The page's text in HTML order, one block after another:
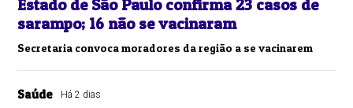
Estado de São Paulo confirma 23 casos de
sarampo; 16 não se vacinaram
Secretaria convoca moradores da região a se vacinarem
Saúde Há 2 dias